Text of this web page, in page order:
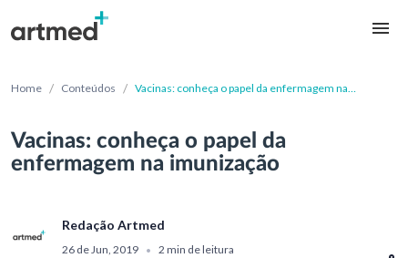
Home / Conteúdos / Vacinas: conheça o papel da enfermagem na
Vacinas: conheça o papel da
enfermagem na imunização
Redação Artmed
26 de Jun, 2019 • 2 min de leitura